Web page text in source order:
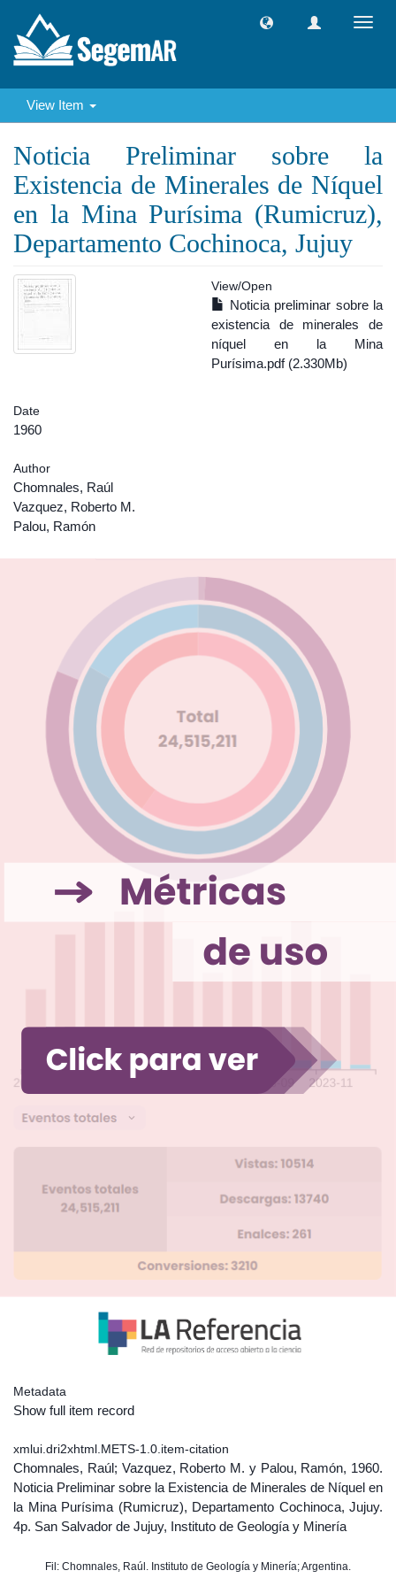
View Item
Noticia Preliminar sobre la
Existencia de Minerales de Níquel
en la Mina Purísima (Rumicruz),
Departamento Cochinoca, Jujuy
View/Open
Noticia preliminar sobre la
existencia de minerales de
níquel en la Mina
Purísima.pdf (2.330Mb)
Date
1960
Author
Chomnales, Raúl
Vazquez, Roberto M.
Palou, Ramón
Metadata
Show full item record
xmlui.dri2xhtml.METS-1.0.item-citation
Chomnales, Raúl; Vazquez, Roberto M. y Palou, Ramón, 1960.
Noticia Preliminar sobre la Existencia de Minerales de Níquel en
la Mina Purísima (Rumicruz), Departamento Cochinoca, Jujuy.
4p. San Salvador de Jujuy, Instituto de Geología y Minería
Fil: Chomnales, Raúl. Instituto de Geología y Minería; Argentina.